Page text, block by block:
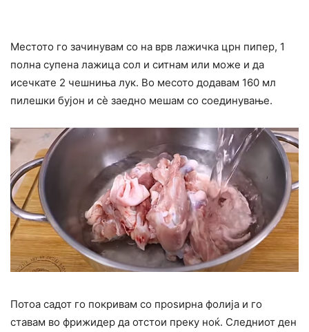
Местото го зачинувам со на врв лажичка црн пипер, 1
полна супена лажица сол и ситнам или може и да
исечкате 2 чешниња лук. Во месото додавам 160 мл
пилешки бујон и сè заедно мешам со соединување.
Потоа садот го покривам со проѕирна фолија и го
ставам во фрижидер да отстои преку ноќ. Следниот ден